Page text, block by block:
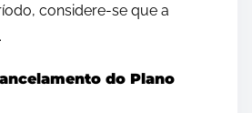
considere-se que a
do Plano